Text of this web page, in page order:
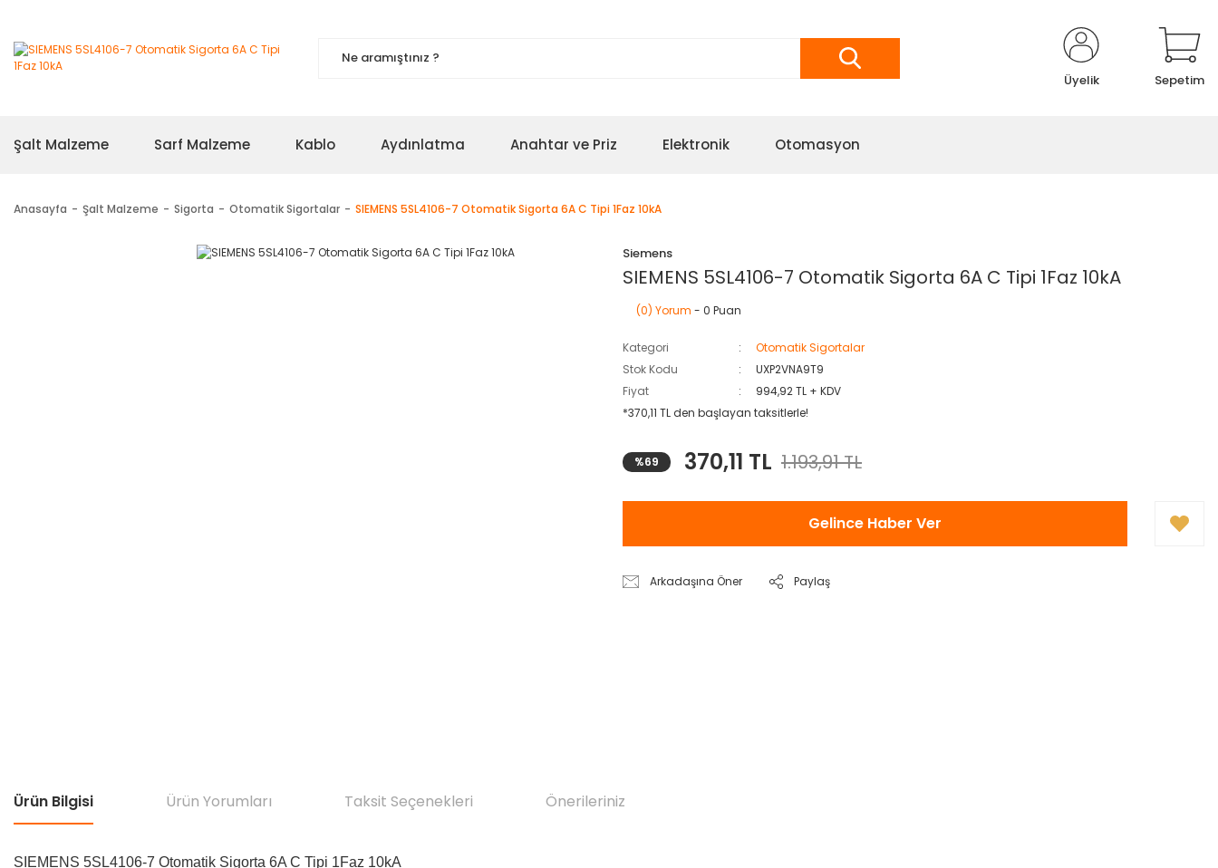
Üyelik Sepetim
Şalt Malzeme Sarf Malzeme Kablo Aydınlatma Anahtar ve Priz Elektronik Otomasyon
Anasayfa Şalt Malzeme Sigorta Otomatik Sigortalar SIEMENS 5SL4106-7 Otomatik Sigorta 6A C Tipi 1Faz 10kA
Siemens
SIEMENS 5SL4106-7 Otomatik Sigorta 6A C Tipi 1Faz 10kA
(0) Yorum - 0 Puan
Kategori
Otomatik Sigortalar
Stok Kodu
UXP2VNA9T9
Fiyat
994,92 TL + KDV
*370,11 TL den başlayan taksitlerle!
%69 370,11 TL 1.193,91 TL
Gelince Haber Ver
Arkadaşına Öner Paylaş
Ürün Bilgisi Ürün Yorumları Taksit Seçenekleri Önerileriniz
SIEMENS 5SL4106-7 Otomatik Sigorta 6A C Tipi 1Faz 10kA